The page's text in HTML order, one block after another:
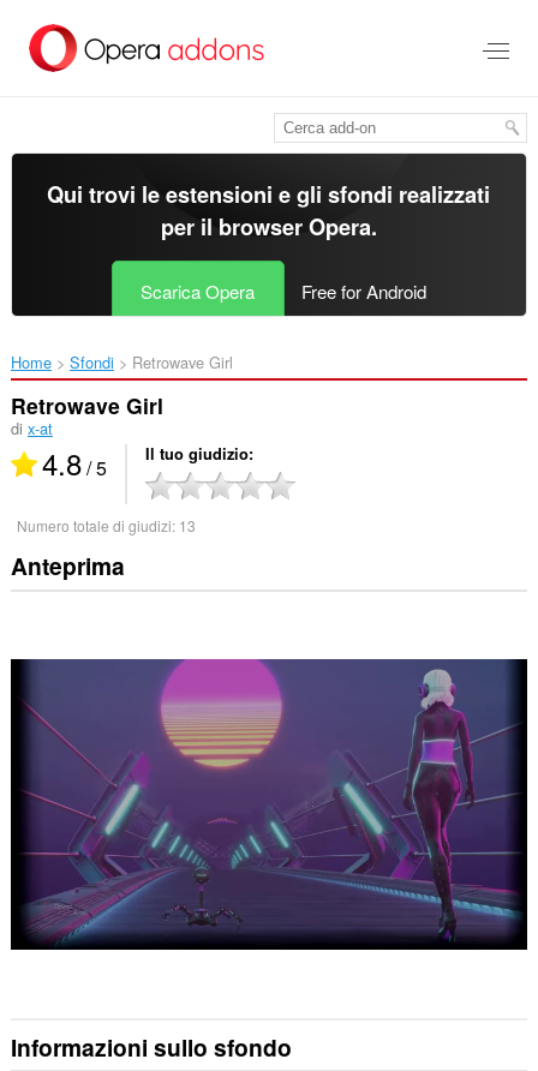
contenuto
Qui trovi le estensioni e gli sfondi realizzati
per il browser Opera.
Scarica Opera Free for Android
Home Sfondi Retrowave Girl‎
Retrowave Girl
di x-at
4.8/ 5 Il tuo giudizio
Numero totale di giudizi: 13
Anteprima
Informazioni sullo sfondo